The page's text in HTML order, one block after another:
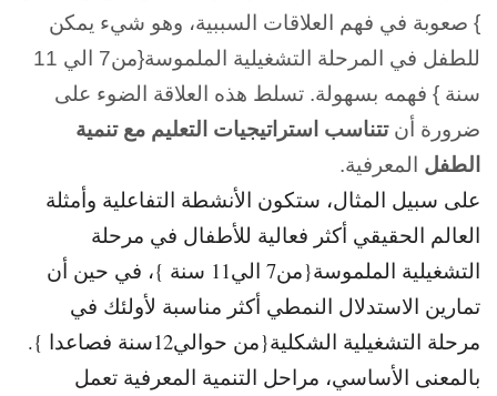
} صعوبة في فهم العلاقات السببية، وهو شيء يمكن
للطفل في المرحلة التشغيلية الملموسة{من7 الي 11
سنة } فهمه بسهولة. تسلط هذه العلاقة الضوء على
ضرورة أنتتناسب استراتيجيات التعليم مع تنمية
الطفل المعرفية.
على سبيل المثال، ستكون الأنشطة التفاعلية وأمثلة
العالم الحقيقي أكثر فعالية للأطفال في مرحلة
التشغيلية الملموسة{من7 الي11 سنة }، في حين أن
تمارين الاستدلال النمطي أكثر مناسبة لأولئك في
مرحلة التشغيلية الشكلية{من حوالي12سنة فصاعدا }.
بالمعنى الأساسي، مراحل التنمية المعرفية تعمل